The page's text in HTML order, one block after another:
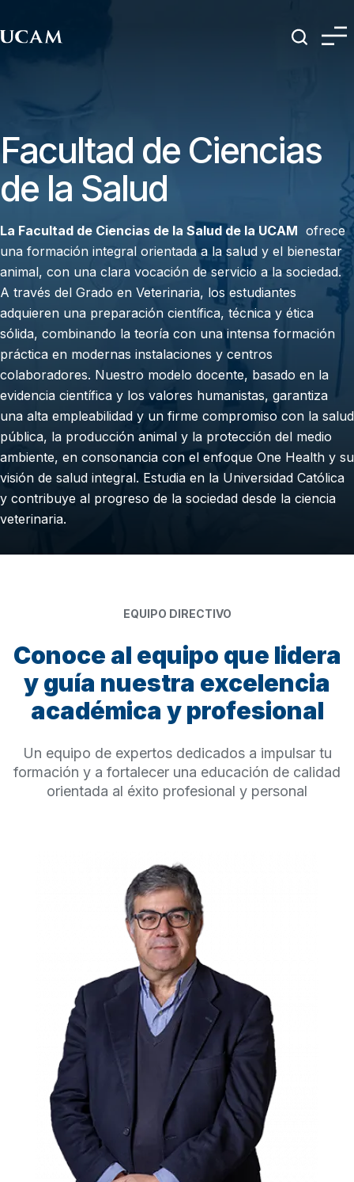
Facultad de Ciencias
de la Salud
La Facultad de Ciencias de la Salud de la UCAM ofrece
una formación integral orientada a la salud y el bienestar
animal, con una clara vocación de servicio a la sociedad.
A través del Grado en Veterinaria, los estudiantes
adquieren una preparación científica, técnica y ética
sólida, combinando la teoría con una intensa formación
práctica en modernas instalaciones y centros
colaboradores. Nuestro modelo docente, basado en la
evidencia científica y los valores humanistas, garantiza
una alta empleabilidad y un firme compromiso con la salud
pública, la producción animal y la protección del medio
ambiente, en consonancia con el enfoque One Health y su
visión de salud integral. Estudia en la Universidad Católica
y contribuye al progreso de la sociedad desde la ciencia
veterinaria.
EQUIPO DIRECTIVO
Conoce al equipo que lidera
y guía nuestra excelencia
académica y profesional
Un equipo de expertos dedicados a impulsar tu
formación y a fortalecer una educación de calidad
orientada al éxito profesional y personal